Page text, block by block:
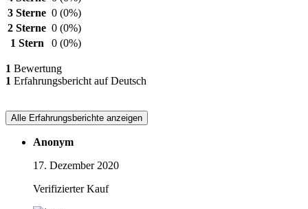
3 Sterne 0 (0%)
2 Sterne 0 (0%)
1 Stern
0 (0%)
1 Bewertung
1 Erfahrungsbericht auf Deutsch
Alle Erfahrungsberichte anzeigen
Anonym
17. Dezember 2020
Verifizierter Kauf